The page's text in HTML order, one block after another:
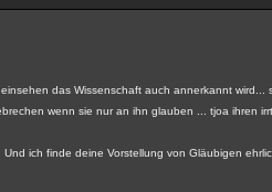
das Wissenschaft auch annerkannt
wenn sie nur an ihn glauben ... tjoa ihren
ich finde deine Vorstellung von Gläubigen